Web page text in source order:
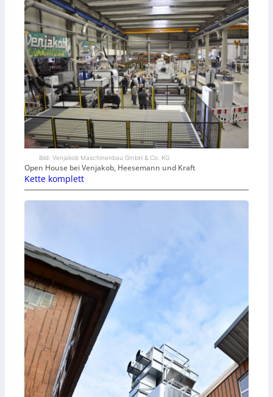
Bild: Venjakob Maschinenbau GmbH & Co. KG
Open House bei Venjakob, Heesemann und Kraft
Kette komplett